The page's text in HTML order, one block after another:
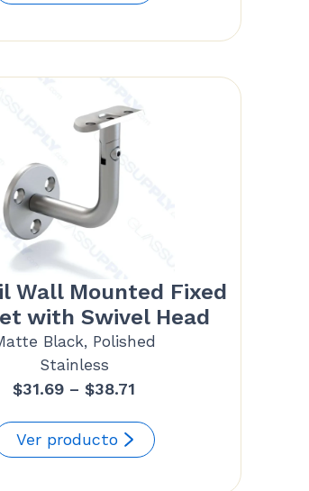
$124.27
Wall Mounted Fixed
with Swivel Head
Black, Polished
Stainless
$31.69 – $38.71
$31.69
through
Ver producto